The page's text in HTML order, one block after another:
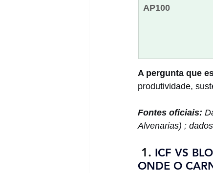
AP100
A pergunta que
produtividade,
Fontes oficiais:
Alvenarias) ;
1. ICF VS
ONDE O